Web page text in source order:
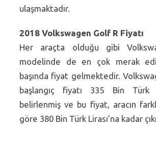
ulaşmaktadır.
2018 Volkswagen Golf R Fiyatı
Her araçta olduğu gibi
modelinde de en çok merak
başında fiyat gelmektedir.
başlangıç fiyatı 335 Bin Türk
belirlenmiş ve bu fiyat, aracın
göre 380 Bin Türk Lirası’na kadar